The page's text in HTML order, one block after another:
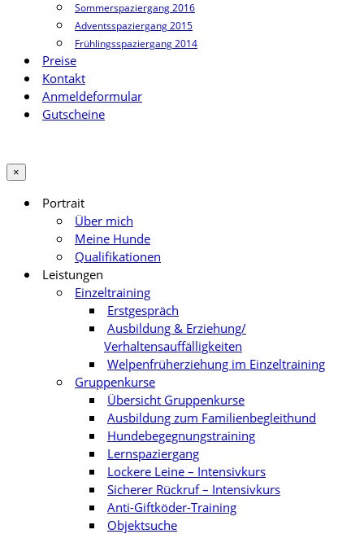
Sommerspaziergang 2016
Adventsspaziergang 2015
Frühlingsspaziergang 2014
Preise
Kontakt
Anmeldeformular
Gutscheine
×
Portrait
Über mich
Meine Hunde
Qualifikationen
Leistungen
Einzeltraining
Erstgespräch
Ausbildung & Erziehung/
Verhaltensauffälligkeiten
Welpenfrüherziehung im Einzeltraining
Gruppenkurse
Übersicht Gruppenkurse
Ausbildung zum Familienbegleithund
Hundebegegnungstraining
Lernspaziergang
Lockere Leine – Intensivkurs
Sicherer Rückruf – Intensivkurs
Anti-Giftköder-Training
Objektsuche